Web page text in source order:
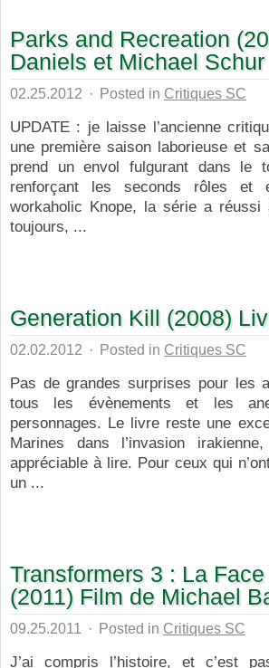
Parks and Recreation
Daniels et Michael Schur
02.25.2012 · Posted in Critiques SC
UPDATE : je laisse l’ancienne
une première saison laborieuse et
prend un envol fulgurant dans le
renforçant les seconds rôles et
workaholic Knope, la série a réussi
toujours, ...
Generation Kill (2008)
02.02.2012 · Posted in Critiques SC
Pas de grandes surprises pour les
tous les évènements et les
personnages. Le livre reste une
Marines dans l’invasion
appréciable à lire. Pour ceux qui
un ...
Transformers 3 : La
(2011) Film de Michael
09.25.2011 · Posted in Critiques SC
J’ai compris l’histoire, et c’est